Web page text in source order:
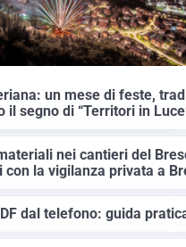
un mese di feste,
il segno di “Territori in
nei cantieri del
la vigilanza privata a
dal telefono: guida